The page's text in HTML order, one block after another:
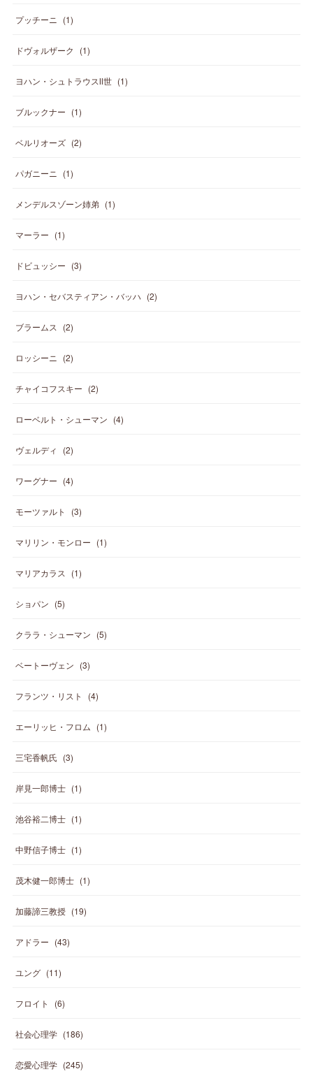
プッチーニ (1)
ドヴォルザーク (1)
ヨハン・シュトラウスⅡ世 (1)
ブルックナー (1)
ベルリオーズ (2)
パガニーニ (1)
メンデルスゾーン姉弟 (1)
マーラー (1)
ドビュッシー (3)
ヨハン・セバスティアン・バッハ (2)
ブラームス (2)
ロッシーニ (2)
チャイコフスキー (2)
ローベルト・シューマン (4)
ヴェルディ (2)
ワーグナー (4)
モーツァルト (3)
マリリン・モンロー (1)
マリアカラス (1)
ショパン (5)
クララ・シューマン (5)
ベートーヴェン (3)
フランツ・リスト (4)
エーリッヒ・フロム (1)
三宅香帆氏 (3)
岸見一郎博士 (1)
池谷裕二博士 (1)
中野信子博士 (1)
茂木健一郎博士 (1)
加藤諦三教授 (19)
アドラー (43)
ユング (11)
フロイト (6)
社会心理学 (186)
恋愛心理学 (245)